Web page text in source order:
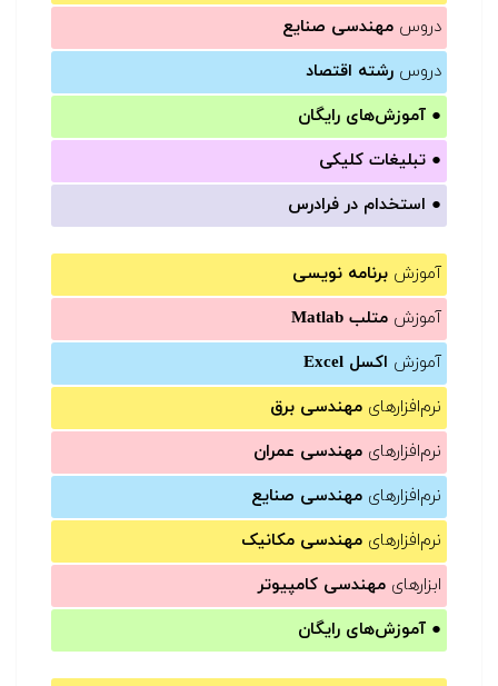
دروس مهندسی صنایع
دروس رشته اقتصاد
● آموزش‌های رایگان
● تبلیغات کلیکی
● استخدام در فرادرس
آموزش برنامه نویسی
آموزش متلب Matlab
آموزش اکسل Excel
نرم‌افزارهای مهندسی برق
نرم‌افزارهای مهندسی عمران
نرم‌افزارهای مهندسی صنایع
نرم‌افزارهای مهندسی مکانیک
ابزارهای مهندسی کامپیوتر
● آموزش‌های رایگان